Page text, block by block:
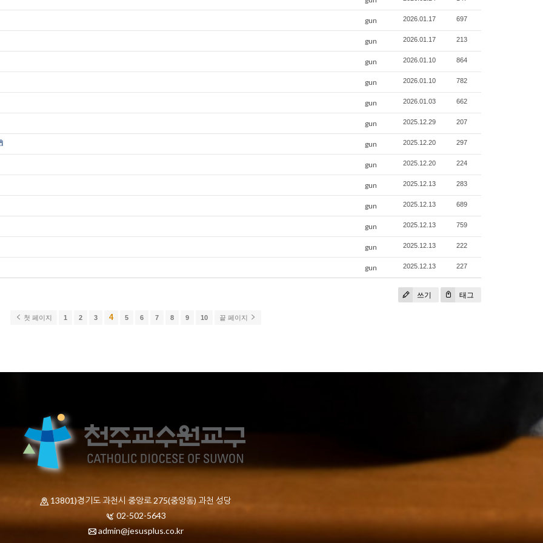
gun 2026.01.17 697
gun 2026.01.17 213
gun 2026.01.10 864
gun 2026.01.10 782
gun 2026.01.03 662
gun 2025.12.29 207
gun 2025.12.20 297
gun 2025.12.20 224
gun 2025.12.13 283
gun 2025.12.13 689
gun 2025.12.13 759
gun 2025.12.13 222
gun 2025.12.13 227
쓰기 태그
첫 페이지 1 2 3 4 5 6 7 8 9 10 끝 페이지
13801)경기도 과천시 중앙로 275(중앙동) 과천 성당
02-502-5643
admin@jesusplus.co.kr